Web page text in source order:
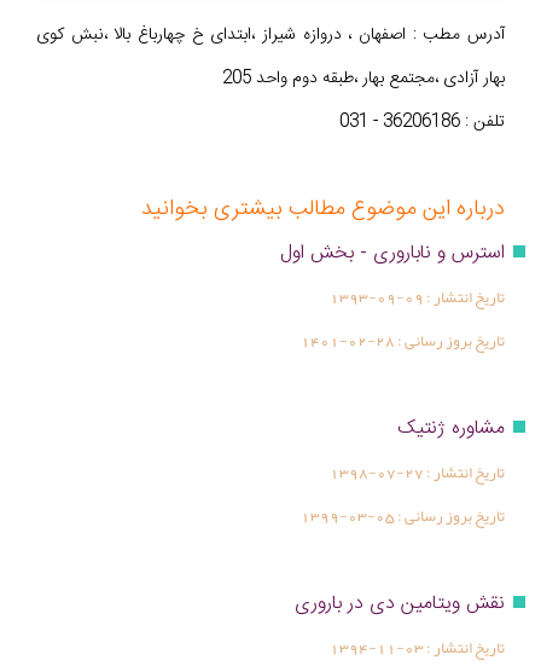
آدرس مطب : اصفهان ، دروازه شیراز ،ابتدای خ چهارباغ بالا ،نبش کوی
بهار آزادی ،مجتمع بهار ،طبقه دوم واحد 205
تلفن : 36206186 - 031
درباره این موضوع مطالب بیشتری بخوانید
استرس و ناباروری - بخش اول
تاریخ انتشار :1393-09-09
تاریخ بروز رسانی :1401-02-28
مشاوره ژنتیک
تاریخ انتشار :1398-07-27
تاریخ بروز رسانی :1399-03-05
نقش ویتامین دی در باروری
تاریخ انتشار :1394-11-03